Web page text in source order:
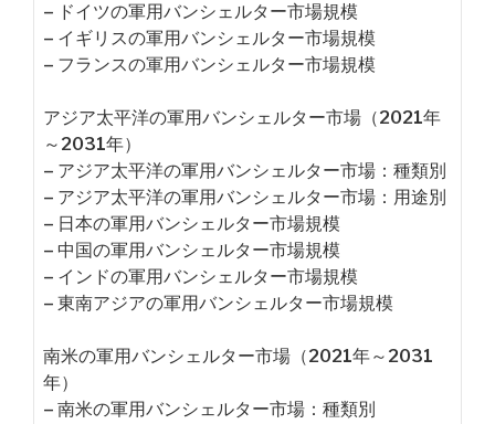
– ドイツの軍用バンシェルター市場規模
– イギリスの軍用バンシェルター市場規模
– フランスの軍用バンシェルター市場規模
アジア太平洋の軍用バンシェルター市場（2021年
～2031年）
– アジア太平洋の軍用バンシェルター市場：種類別
– アジア太平洋の軍用バンシェルター市場：用途別
– 日本の軍用バンシェルター市場規模
– 中国の軍用バンシェルター市場規模
– インドの軍用バンシェルター市場規模
– 東南アジアの軍用バンシェルター市場規模
南米の軍用バンシェルター市場（2021年～2031
年）
– 南米の軍用バンシェルター市場：種類別